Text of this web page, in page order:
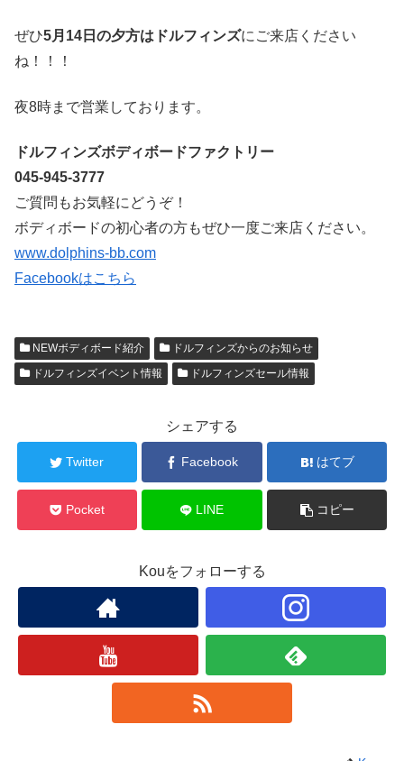
ぜひ5月14日の夕方はドルフィンズにご来店ください
ね！！！
夜8時まで営業しております。
ドルフィンズボディボードファクトリー
045-945-3777
ご質問もお気軽にどうぞ！
ボディボードの初心者の方もぜひ一度ご来店ください。
www.dolphins-bb.com
Facebookはこちら
NEWボディボード紹介
ドルフィンズからのお知らせ
ドルフィンズイベント情報
ドルフィンズセール情報
シェアする
Twitter Facebook はてブ
Pocket LINE コピー
Kouをフォローする